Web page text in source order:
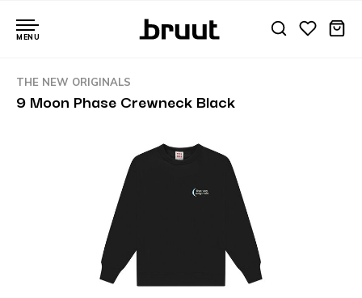
MENU
THE NEW ORIGINALS
9 Moon Phase Crewneck Black